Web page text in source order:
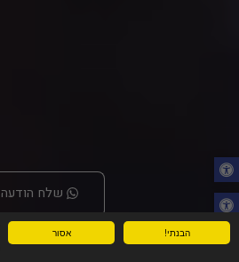
הבנתי! אסור
שלח הודעה